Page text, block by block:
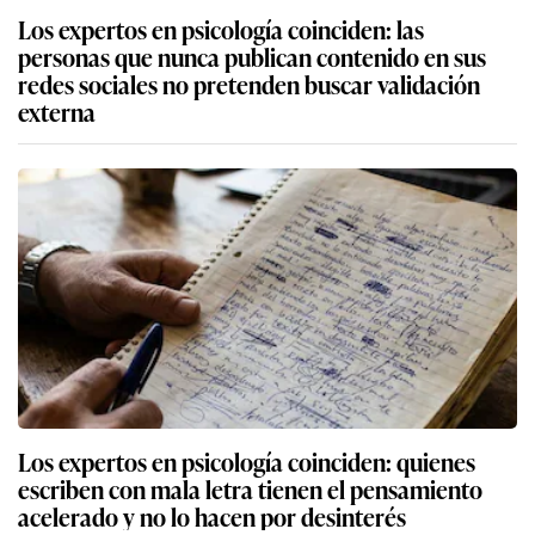
Los expertos en psicología coinciden: las
personas que nunca publican contenido en sus
redes sociales no pretenden buscar validación
externa
Los expertos en psicología coinciden: quienes
escriben con mala letra tienen el pensamiento
acelerado y no lo hacen por desinterés